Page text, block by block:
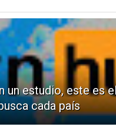
un estudio, este es
cada país